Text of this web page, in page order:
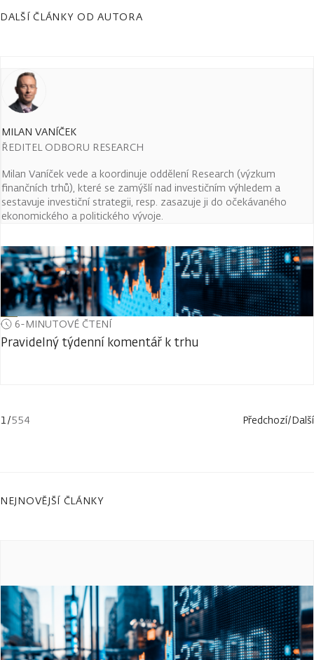
DALŠÍ ČLÁNKY OD AUTORA
MILAN VANÍČEK
ŘEDITEL ODBORU RESEARCH
Milan Vaníček vede a koordinuje oddělení Research (výzkum
finančních trhů), které se zamýšlí nad investičním výhledem a
sestavuje investiční strategii, resp. zasazuje ji do očekávaného
ekonomického a politického vývoje.
6-MINUTOVÉ ČTENÍ
Pravidelný týdenní komentář k trhu
1/554 Předchozí/Další
NEJNOVĚJŠÍ ČLÁNKY